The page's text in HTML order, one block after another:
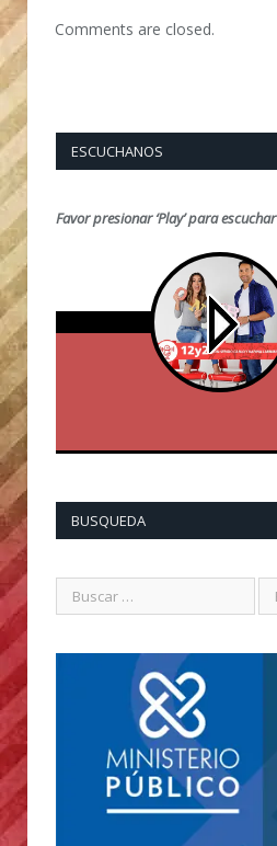
Comments are closed.
ESCUCHANOS
Favor presionar ‘Play’ para escuchar
BUSQUEDA